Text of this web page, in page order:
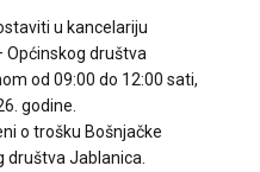
u kancelariju
Općinskog društva
od 09:00 do 12:00 sati,
godine.
o trošku Bošnjačke
društva Jablanica.